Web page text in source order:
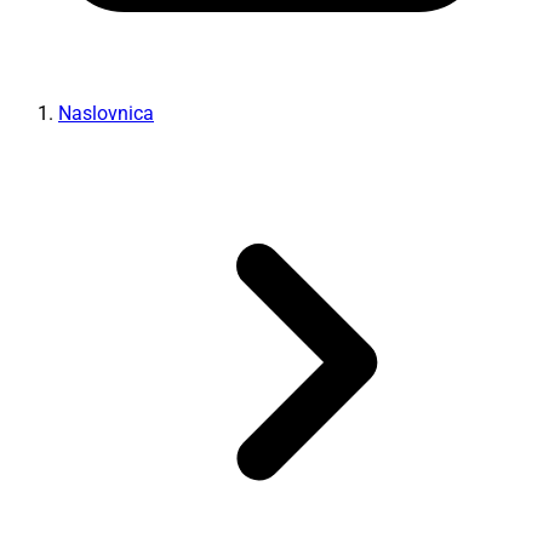
Naslovnica